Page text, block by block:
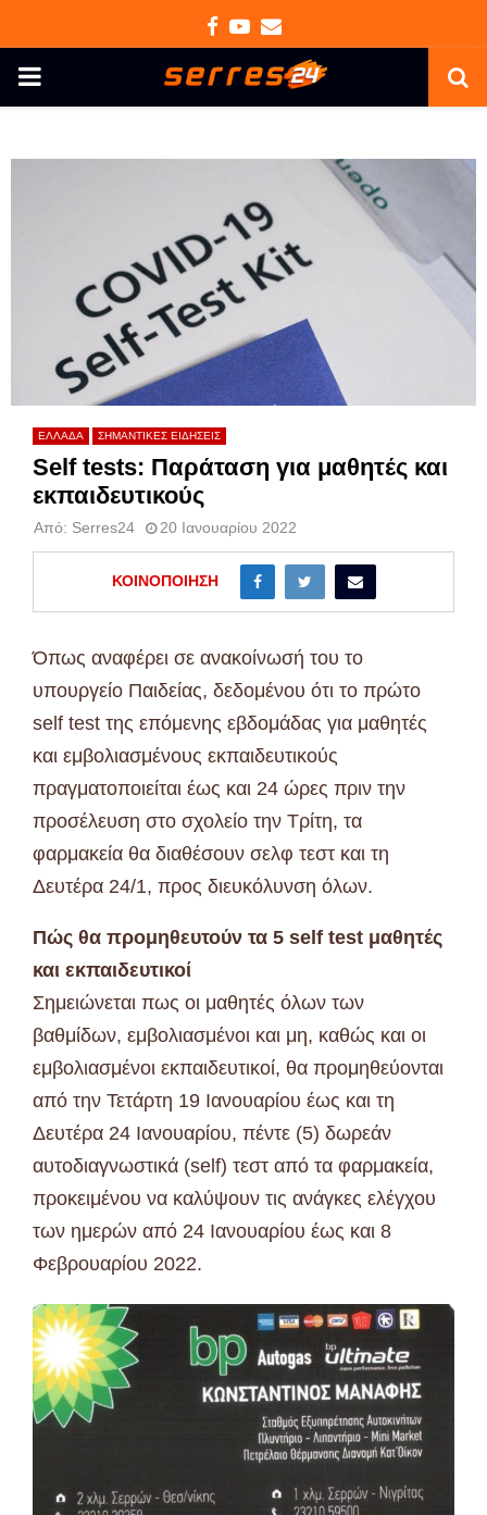
Facebook
Youtube
Email
PRIMARY
ΕΛΛΑΔΑ ΣΗΜΑΝΤΙΚΕΣ ΕΙΔΗΣΕΙΣ
Self tests: Παράταση για μαθητές και
εκπαιδευτικούς
Από: Serres24 20 Ιανουαρίου 2022
ΚΟΙΝΟΠΟΊΗΣΗ
Όπως αναφέρει σε ανακοίνωσή του το
υπουργείο Παιδείας, δεδομένου ότι το πρώτο
self test της επόμενης εβδομάδας για μαθητές
και εμβολιασμένους εκπαιδευτικούς
πραγματοποιείται έως και 24 ώρες πριν την
προσέλευση στο σχολείο την Τρίτη, τα
φαρμακεία θα διαθέσουν σελφ τεστ και τη
Δευτέρα 24/1, προς διευκόλυνση όλων.
Πώς θα προμηθευτούν τα 5 self test μαθητές
και εκπαιδευτικοί
Σημειώνεται πως οι μαθητές όλων των
βαθμίδων, εμβολιασμένοι και μη, καθώς και οι
εμβολιασμένοι εκπαιδευτικοί, θα προμηθεύονται
από την Τετάρτη 19 Ιανουαρίου έως και τη
Δευτέρα 24 Ιανουαρίου, πέντε (5) δωρεάν
αυτοδιαγνωστικά (self) τεστ από τα φαρμακεία,
προκειμένου να καλύψουν τις ανάγκες ελέγχου
των ημερών από 24 Ιανουαρίου έως και 8
Φεβρουαρίου 2022.